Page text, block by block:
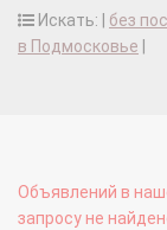
Искать: | без
в Подмосковье
Объявлений в
запросу не